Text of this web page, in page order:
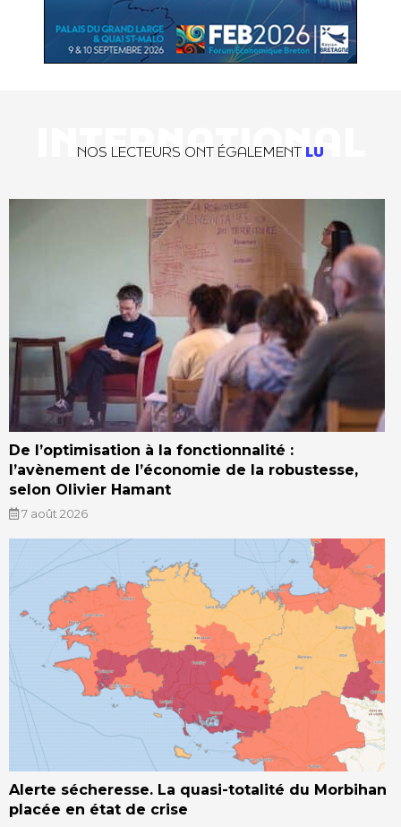
INTERNATIONAL
NOS LECTEURS ONT ÉGALEMENT LU
De l’optimisation à la fonctionnalité :
l’avènement de l’économie de la robustesse,
selon Olivier Hamant
7 août 2026
Alerte sécheresse. La quasi-totalité du Morbihan
placée en état de crise